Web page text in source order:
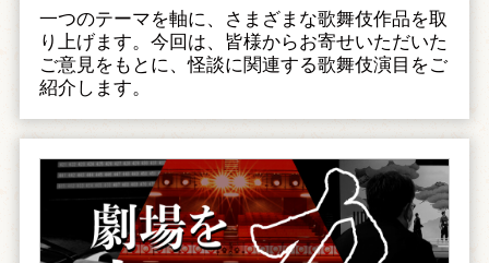
一つのテーマを軸に、さまざまな歌舞伎作品を取
り上げます。今回は、皆様からお寄せいただいた
ご意見をもとに、怪談に関連する歌舞伎演目をご
紹介します。